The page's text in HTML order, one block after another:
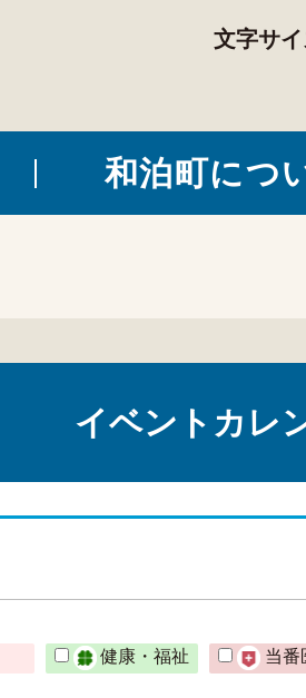
文字サ
和泊町につ
イベントカレ
健康・福祉 当番